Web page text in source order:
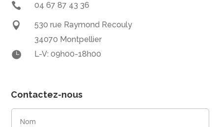
 04 67 87 43 36

530 rue Raymond Recouly
34070 Montpellier
 L-V: 09h00-18h00
Contactez-nous